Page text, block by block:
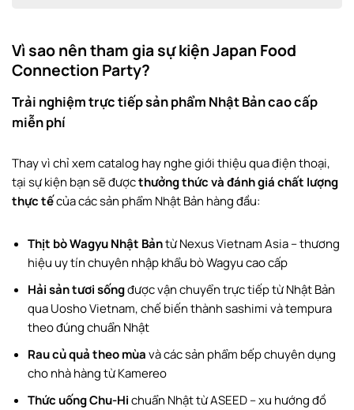
Vì sao nên tham gia sự kiện Japan Food Connection
Party?
Trải nghiệm trực tiếp sản phẩm Nhật Bản cao cấp
miễn phí
Cập nhật xu hướng thị trường F&B cao cấp
Vì sao nên tham gia sự kiện Japan Food
Connection Party?
Trải nghiệm trực tiếp sản phẩm Nhật Bản cao cấp
miễn phí
Thay vì chỉ xem catalog hay nghe giới thiệu qua điện thoại,
tại sự kiện bạn sẽ đượcthưởng thức và đánh giá chất lượng
thực tếcủa các sản phẩm Nhật Bản hàng đầu:
Thịt bò Wagyu Nhật Bảntừ Nexus Vietnam Asia – thương
hiệu uy tín chuyên nhập khẩu bò Wagyu cao cấp
Hải sản tươi sốngđược vận chuyển trực tiếp từ Nhật Bản
qua Uosho Vietnam, chế biến thành sashimi và tempura
theo đúng chuẩn Nhật
Rau củ quả theo mùavà các sản phẩm bếp chuyên dụng
cho nhà hàng từ Kamereo
Thức uống Chu-Hichuẩn Nhật từ ASEED – xu hướng đồ